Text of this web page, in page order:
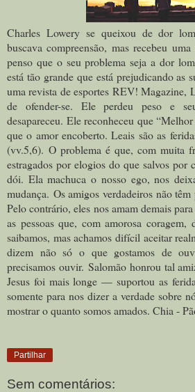
Charles Lowery se queixou de dor
buscava compreensão, mas recebeu
penso que o seu problema seja a dor
está tão grande que está prejudicando as
uma revista de esportes REV! Magazine,
de ofender-se. Ele perdeu peso e
desapareceu. Ele reconheceu que
que o amor encoberto. Leais são as
(vv.5,6). O problema é que, com muita
estragados por elogios do que salvos por
dói. Ela machuca o nosso ego, nos
mudança. Os amigos verdadeiros não
Pelo contrário, eles nos amam demais
as pessoas que, com amorosa coragem,
saibamos, mas achamos difícil aceitar
dizem não só o que gostamos de
precisamos ouvir. Salomão honrou tal
Jesus foi mais longe — suportou as
somente para nos dizer a verdade sobre
mostrar o quanto somos amados. Chia -
Partilhar
Sem comentários: